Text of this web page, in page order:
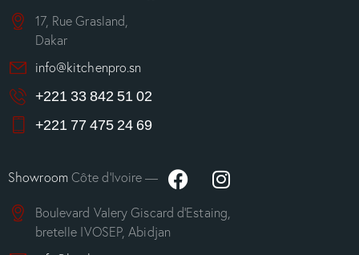
17, Rue Grasland,
Dakar
info@kitchenpro.sn
+221 33 842 51 02
+221 77 475 24 69
ShowroomCôte d’Ivoire —
Boulevard Valery Giscard d’Estaing,
bretelle IVOSEP, Abidjan